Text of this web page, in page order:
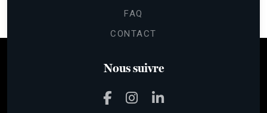
personnaliser le contenu et les annonces,
'Préférences de cookies' situé dans le pied de page.
Lire la politique de confidentialité
FAQ
CONTACT
Nous suivre